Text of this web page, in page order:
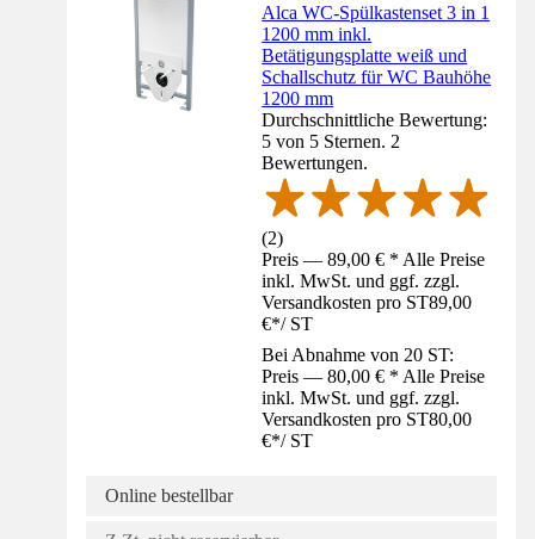
Alca WC-Spülkastenset 3 in 1
1200 mm inkl.
Betätigungsplatte weiß und
Schallschutz für WC Bauhöhe
1200 mm
Durchschnittliche Bewertung:
5 von 5 Sternen. 2
Bewertungen.
(2)
Preis — 89,00 € * Alle Preise
inkl. MwSt. und ggf. zzgl.
Versandkosten pro ST89,00
€*/ ST
Bei Abnahme von 20 ST:
Preis — 80,00 € * Alle Preise
inkl. MwSt. und ggf. zzgl.
Versandkosten pro ST80,00
€*/ ST
Online bestellbar